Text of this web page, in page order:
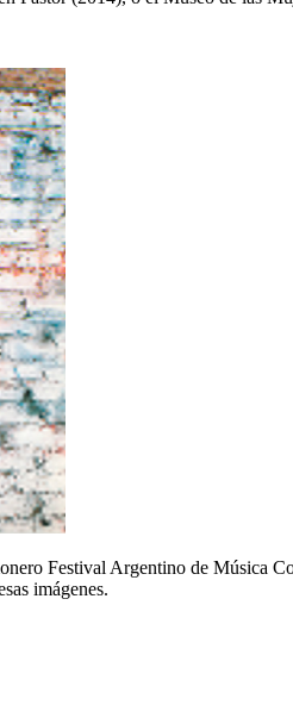
Festival Argentino de Música
imágenes.